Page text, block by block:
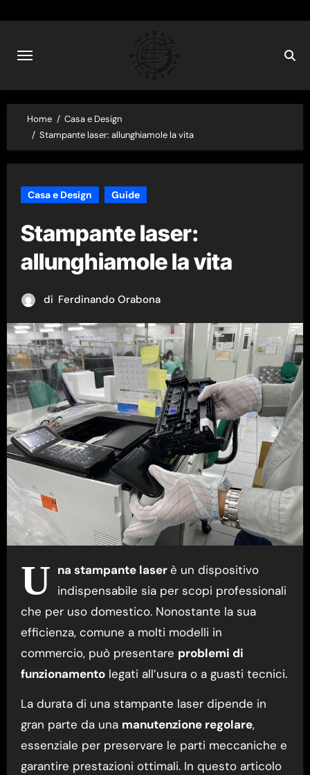
content
Home
Casa e Design
Stampante laser: allunghiamole la vita
Casa e Design Guide
Stampante laser:
allunghiamole la vita
di Ferdinando Orabona
U na stampante laserè un dispositivo
indispensabile sia per scopi professionali
che per uso domestico. Nonostante la sua
efficienza, comune a molti modelli in
commercio, può presentare problemi di
funzionamentolegati all’usura o a guasti tecnici.
La durata di una stampante laser dipende in
gran parte da una manutenzione regolare,
essenziale per preservare le parti meccaniche e
garantire prestazioni ottimali. In questo articolo